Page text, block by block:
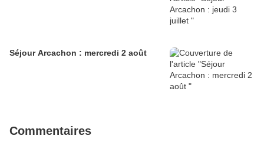
Séjour Arcachon : mercredi 2 août
Commentaires